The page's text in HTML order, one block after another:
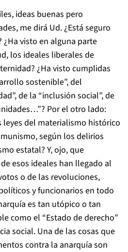
ideas buenas pero
me dirá Ud. ¿Está seguro
visto en alguna parte
los ideales liberales de
¿Ha visto cumplidas
sostenible”, del
de la “inclusión social”, de
Por el otro lado:
leyes del materialismo histórico
según los delirios
estatal? Y, ojo, que
esos ideales han llegado al
o de las revoluciones,
y funcionarios en todo
es tan utópico o tan
como el “Estado de derecho”
social. Una de las cosas que
contra la anarquía son